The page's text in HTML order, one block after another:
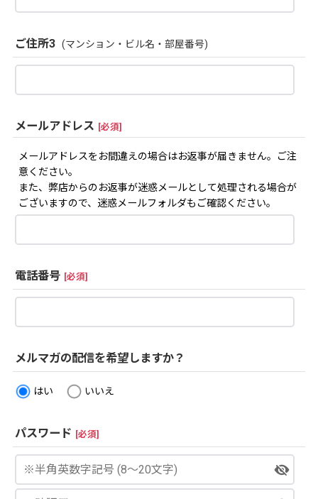
ご住所3 (マンション・ビル名・部屋番号)
メールアドレス [必須]
メールアドレスをお間違えの場合はお返事が届きません。ご注
意ください。
また、弊店からのお返事が迷惑メールとして処理される場合が
ございますので、迷惑メールフォルダもご確認ください。
電話番号 [必須]
メルマガの配信を希望しますか？
はい いいえ
パスワード [必須]